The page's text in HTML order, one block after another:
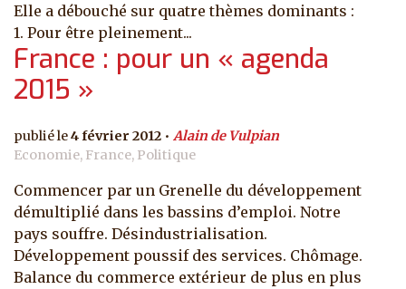
Elle a débouché sur quatre thèmes dominants :
1. Pour être pleinement...
France : pour un « agenda
2015 »
4 février 2012
Alain de Vulpian
Economie, France, Politique
Commencer par un Grenelle du développement
démultiplié dans les bassins d’emploi. Notre
pays souffre. Désindustrialisation.
Développement poussif des services. Chômage.
Balance du commerce extérieur de plus en plus